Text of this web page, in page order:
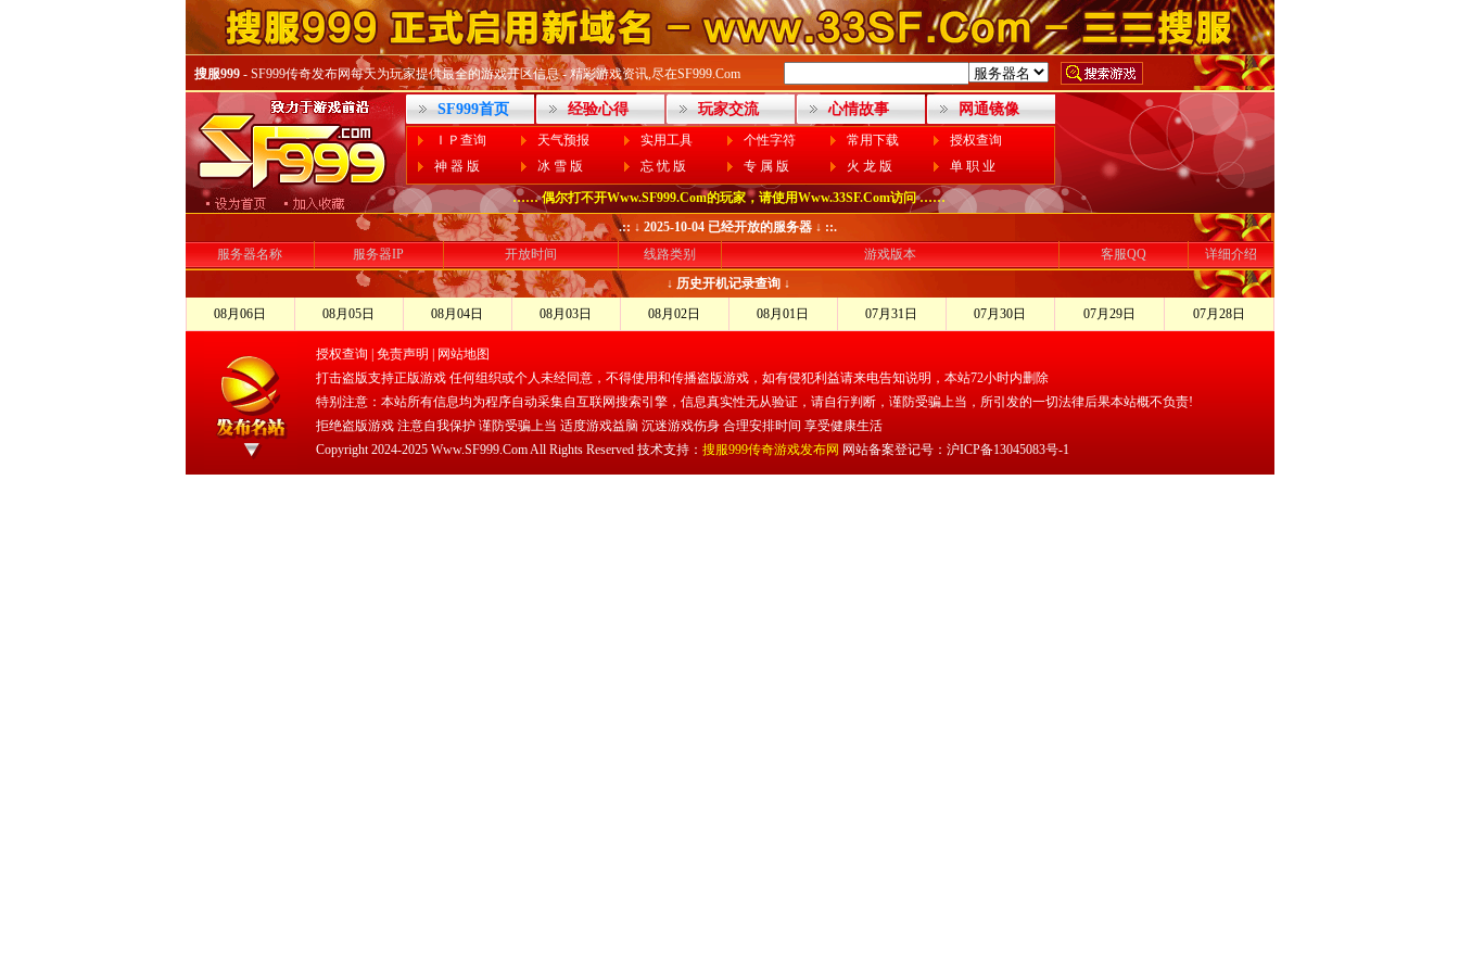
搜服999- SF999传奇发布网每天为玩家提供最全的游戏开区信息 - 精彩游戏资讯,尽在SF999.Com
SF999首页 经验心得 玩家交流 心情故事 网通镜像
ＩＰ查询 天气预报 实用工具 个性字符 常用下载
授权查询
神 器 版
冰 雪 版 忘 忧 版 专 属 版 火 龙 版 单 职 业
…… 偶尔打不开Www.SF999.Com的玩家，请使用Www.33SF.Com访问 ……
.:: ↓ 2025-10-04 已经开放的服务器 ↓ ::.
服务器名称
服务器IP 开放时间 线路类别 游戏版本 客服QQ
详细介绍
↓ 历史开机记录查询 ↓
08月06日
08月05日 08月04日 08月03日 08月02日 08月01日 07月31日 07月30日 07月29日 07月28日
授权查询 免责声明
网站地图
打击盗版支持正版游戏 任何组织或个人未经同意，不得使用和传播盗版游戏，如有侵犯利益请来电告知说明，本站72小时内删除
特别注意：本站所有信息均为程序自动采集自互联网搜索引擎，信息真实性无从验证，请自行判断，谨防受骗上当，所引发的一切法律后果本站概不负责!
拒绝盗版游戏 注意自我保护 谨防受骗上当 适度游戏益脑 沉迷游戏伤身 合理安排时间 享受健康生活
Copyright 2024-2025 Www.SF999.Com All Rights Reserved 技术支持： 搜服999传奇游戏发布网 网站备案登记号：沪ICP备13045083号-1